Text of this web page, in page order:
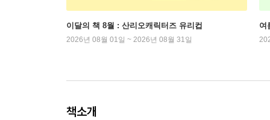
이달의 책 8월 : 산리오캐릭터즈 유리컵
2026년 08월 01일 ~ 2026년 08월 31일
여
책소개